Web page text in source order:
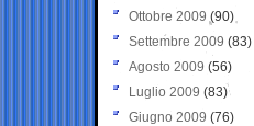
Ottobre 2009 (90)
Settembre 2009 (83)
Agosto 2009 (56)
Luglio 2009 (83)
Giugno 2009 (76)